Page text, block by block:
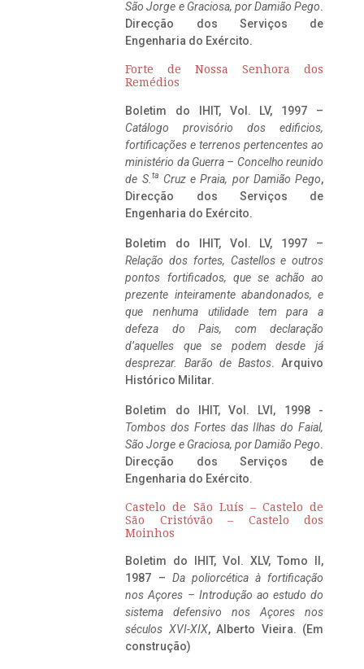
São Jorge e Graciosa, por Damião Pego.
Direcção dos Serviços de
Engenharia do Exército.
Forte de Nossa Senhora dos
Remédios
Boletim do IHIT, Vol. LV, 1997 –
Catálogo provisório dos edificios,
fortificações e terrenos pertencentes ao
ministério da Guerra – Concelho reunido
de S. ta Cruz e Praia, por Damião Pego,
Direcção dos Serviços de
Engenharia do Exército.
Boletim do IHIT, Vol. LV, 1997 –
Relação dos fortes, Castellos e outros
pontos fortificados, que se achão ao
prezente inteiramente abandonados, e
que nenhuma utilidade tem para a
defeza do Pais, com declaração
d’aquelles que se podem desde já
desprezar. Barão de Bastos. Arquivo
Histórico Militar.
Boletim do IHIT, Vol. LVI, 1998 -
Tombos dos Fortes das Ilhas do Faial,
São Jorge e Graciosa, por Damião Pego.
Direcção dos Serviços de
Engenharia do Exército.
Castelo de São Luís – Castelo de
São Cristóvão – Castelo dos
Moinhos
Boletim do IHIT, Vol. XLV, Tomo II,
1987 – Da poliorcética à fortificação
nos Açores – Introdução ao estudo do
sistema defensivo nos Açores nos
séculos XVI-XIX, Alberto Vieira. (Em
construção)